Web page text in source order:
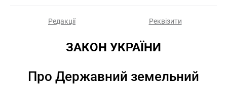
Редакції Реквізити
ЗАКОН УКРАЇНИ
Про Державний земельний